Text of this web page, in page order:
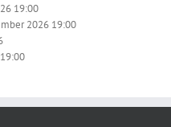
19:00
2026 19:00